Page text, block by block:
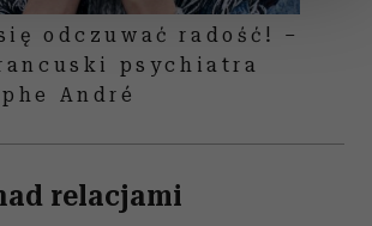
swoją zgodę w dowolnej chwili.
pliki cookie do spersonalizowania treści
naszej witrynie. Informacje o tym, jak
reklamowym i analitycznym.
odczuwać radość! –
psychiatra
André
relacjami